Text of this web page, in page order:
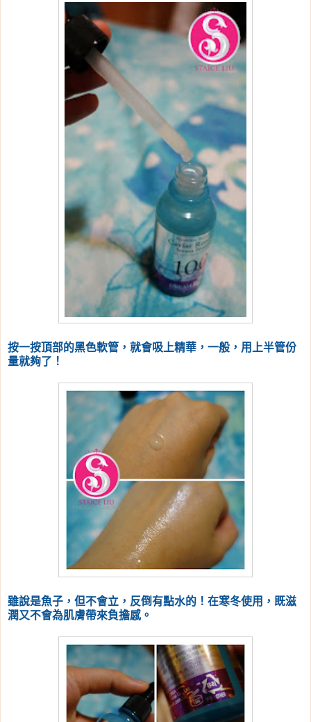
按一按頂部的黑色軟管，就會吸上精華，一般，用上半管份
量就夠了！
雖說是魚子，但不會立，反倒有點水的！在寒冬使用，既滋
潤又不會為肌膚帶來負擔感。